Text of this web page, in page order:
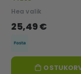
Hea valik
25,49 €